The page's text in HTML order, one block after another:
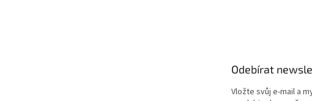
Odebírat
Vložte svůj e-mail a